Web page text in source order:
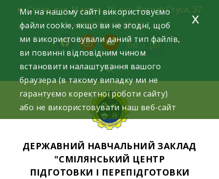
content
м. Сміла, вул. Мазура, 26; вул. Василя Стуса, 37
+38(098)612-69-32.
facebookinstagram
youtube
ДЕРЖАВНИЙ НАВЧАЛЬНИЙ ЗАКЛАД
"СМІЛЯНСЬКИЙ ЦЕНТР
ПІДГОТОВКИ І ПЕРЕПІДГОТОВКИ
Ми на нашому сайті використовуємо
файли cookie, якщо ви не згодні, щоб
ми використовували даний тип файлів,
ви повинні відповідним чином
встановити налаштування вашого
браузера (в такому випадку ми не
гарантуємо коректної роботи сайту)
або не використовувати наш веб-сайт
x